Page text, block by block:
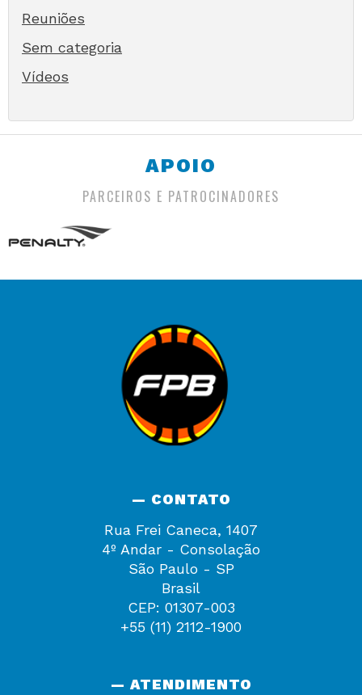
Reuniões
Sem categoria
Vídeos
APOIO
PARCEIROS E PATROCINADORES
— CONTATO
Rua Frei Caneca, 1407
4º Andar - Consolação
São Paulo - SP
Brasil
CEP: 01307-003
+55 (11) 2112-1900
— ATENDIMENTO